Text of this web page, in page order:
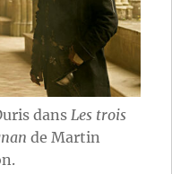
dans Les trois
de Martin